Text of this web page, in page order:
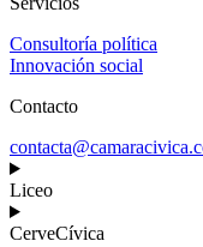
Consultoría política
Innovación social
Contacto
Liceo
CerveCívica